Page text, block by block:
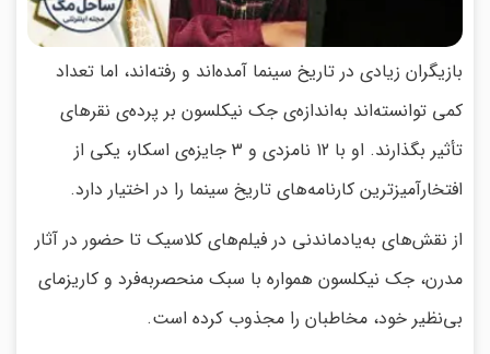
بازیگران زیادی در تاریخ سینما آمده‌اند و رفته‌اند، اما تعداد
کمی توانسته‌اند به‌اندازه‌ی جک نیکلسون بر پرده‌ی نقرهای
تأثیر بگذارند. او با 12 نامزدی و 3 جایزه‌ی اسکار، یکی از
افتخارآمیزترین کارنامه‌های تاریخ سینما را در اختیار دارد.
از نقش‌های به‌یادماندنی در فیلم‌های کلاسیک تا حضور در آثار
مدرن، جک نیکلسون همواره با سبک منحصربه‌فرد و کاریزمای
بی‌نظیر خود، مخاطبان را مجذوب کرده است.